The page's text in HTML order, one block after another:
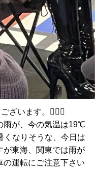
ざいます。🙇🏼‍♂️
雨が、今の気温は19℃
なりそうな、今日は
が東海、関東では雨が
の運転にご注意下さい